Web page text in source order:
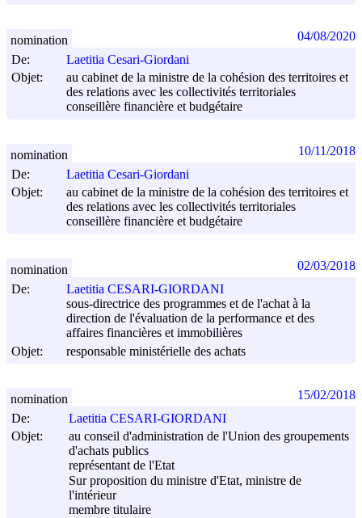
De:
Laetitia Cesari-Giordani
Objet:
au cabinet de la ministre de la cohésion des territoires et
des relations avec les collectivités territoriales
conseillère financière et budgétaire
nomination 04/08/2020
De:
Laetitia Cesari-Giordani
Objet:
au cabinet de la ministre de la cohésion des territoires et
des relations avec les collectivités territoriales
conseillère financière et budgétaire
nomination 10/11/2018
De:
Laetitia CESARI-GIORDANI
sous-directrice des programmes et de l'achat à la
direction de l'évaluation de la performance et des
affaires financières et immobilières
Objet:
responsable ministérielle des achats
nomination 02/03/2018
De:
Laetitia CESARI-GIORDANI
Objet:
au conseil d'administration de l'Union des groupements
d'achats publics
représentant de l'Etat
Sur proposition du ministre d'Etat, ministre de
l'intérieur
membre titulaire
nomination 15/02/2018